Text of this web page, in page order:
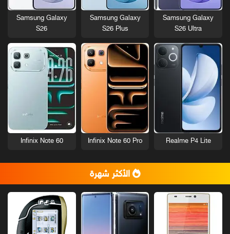
Samsung Galaxy
S26 Ultra
Samsung Galaxy
S26 Plus
Samsung Galaxy
S26
Realme P4 Lite
Infinix Note 60 Pro
Infinix Note 60
الأكثر شهرة